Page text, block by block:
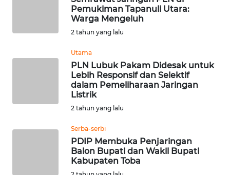
Pemukiman Tapanuli Utara:
Warga Mengeluh
2 tahun yang lalu
Utama
PLN Lubuk Pakam Didesak untuk
Lebih Responsif dan Selektif
dalam Pemeliharaan Jaringan
Listrik
2 tahun yang lalu
Serba-serbi
PDIP Membuka Penjaringan
Balon Bupati dan Wakil Bupati
Kabupaten Toba
JATIM